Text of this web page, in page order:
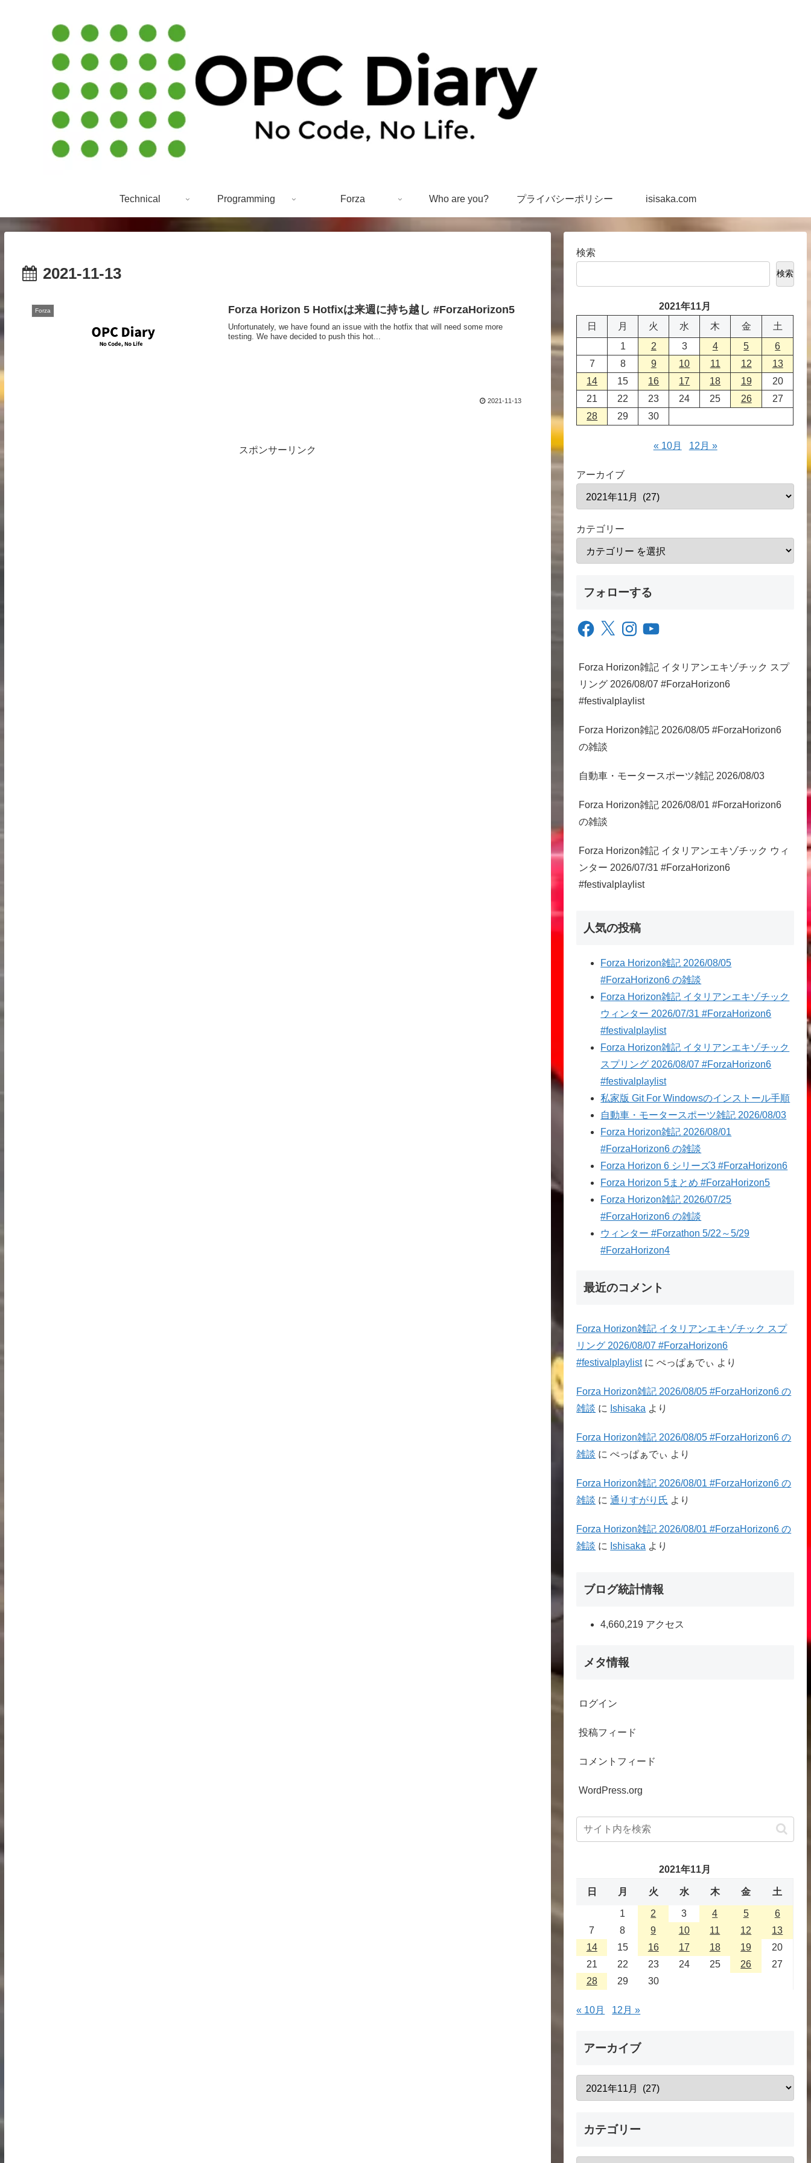
Technical Programming Forza Who are you? プライバシーポリシー isisaka.com
2021-11-13
Forza Forza Horizon 5 Hotfixは来週に持ち越し #ForzaHorizon5
Unfortunately, we have found an issue with the hotfix that will need some more
testing. We have decided to push this hot...
2021-11-13
スポンサーリンク
検索
検索
2021年11月
日
月 火 水 木 金
土
1
2 3 4 5
6
7
8 9 10 11 12
13
14
15 16 17 18 19
20
21
22 23 24 25 26
27
28
29 30
« 10月 12月 »
アーカイブ
カテゴリー
フォローする
Facebook
X InstagramYouTube
Forza Horizon雑記 イタリアンエキゾチック スプ
リング 2026/08/07 #ForzaHorizon6
#festivalplaylist
Forza Horizon雑記 2026/08/05 #ForzaHorizon6
の雑談
自動車・モータースポーツ雑記 2026/08/03
Forza Horizon雑記 2026/08/01 #ForzaHorizon6
の雑談
Forza Horizon雑記 イタリアンエキゾチック ウィ
ンター 2026/07/31 #ForzaHorizon6
#festivalplaylist
人気の投稿
Forza Horizon雑記 2026/08/05
#ForzaHorizon6 の雑談
Forza Horizon雑記 イタリアンエキゾチック
ウィンター 2026/07/31 #ForzaHorizon6
#festivalplaylist
Forza Horizon雑記 イタリアンエキゾチック
スプリング 2026/08/07 #ForzaHorizon6
#festivalplaylist
私家版 Git For Windowsのインストール手順
自動車・モータースポーツ雑記 2026/08/03
Forza Horizon雑記 2026/08/01
#ForzaHorizon6 の雑談
Forza Horizon 6 シリーズ3 #ForzaHorizon6
Forza Horizon 5まとめ #ForzaHorizon5
Forza Horizon雑記 2026/07/25
#ForzaHorizon6 の雑談
ウィンター #Forzathon 5/22～5/29
#ForzaHorizon4
最近のコメント
Forza Horizon雑記 イタリアンエキゾチック スプ
リング 2026/08/07 #ForzaHorizon6
#festivalplaylistにぺっぱぁでぃ より
Forza Horizon雑記 2026/08/05 #ForzaHorizon6 の
雑談 に Ishisaka より
Forza Horizon雑記 2026/08/05 #ForzaHorizon6 の
雑談 にぺっぱぁでぃ より
Forza Horizon雑記 2026/08/01 #ForzaHorizon6 の
雑談 に通りすがり氏 より
Forza Horizon雑記 2026/08/01 #ForzaHorizon6 の
雑談 に Ishisaka より
ブログ統計情報
4,660,219 アクセス
メタ情報
ログイン
投稿フィード
コメントフィード
WordPress.org
2021年11月
日 月 火 水 木 金 土
1 2 3 4 5
6
7
8 9 10 11 12
13
14
15 16 17 18 19
20
21
22 23 24 25 26
27
28
29 30
« 10月 12月 »
アーカイブ
カテゴリー